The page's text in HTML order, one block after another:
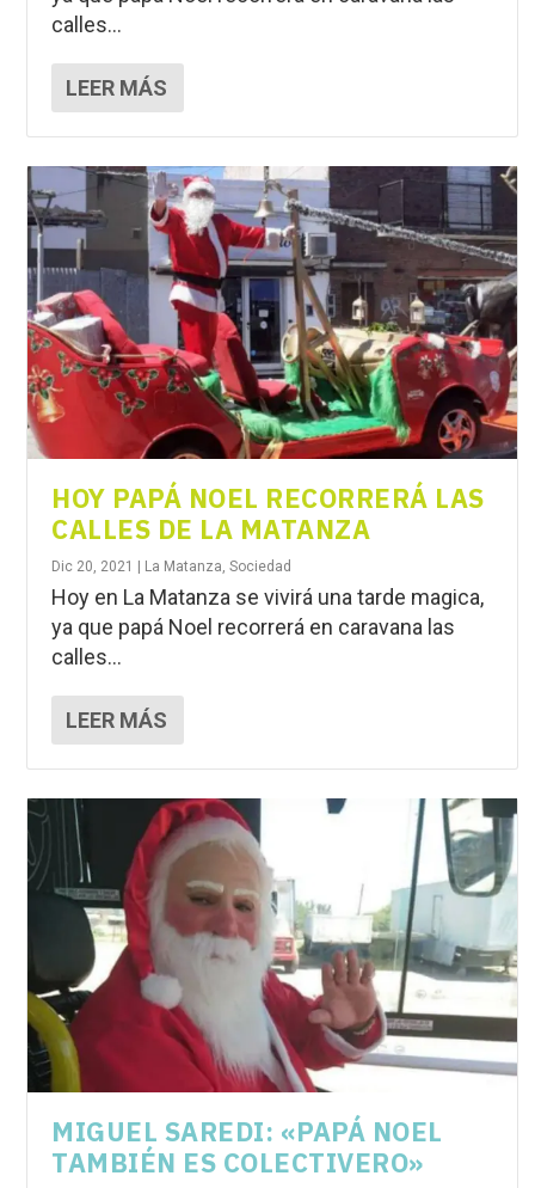
calles...
LEER MÁS
HOY PAPÁ NOEL RECORRERÁ LAS
CALLES DE LA MATANZA
Dic 20, 2021 La Matanza,Sociedad
Hoy en La Matanza se vivirá una tarde magica,
ya que papá Noel recorrerá en caravana las
calles...
LEER MÁS
MIGUEL SAREDI: «PAPÁ NOEL
TAMBIÉN ES COLECTIVERO»